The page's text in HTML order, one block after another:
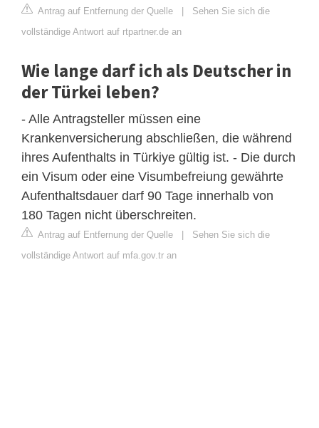
Antrag auf Entfernung der Quelle
Sehen Sie sich die
vollständige Antwort auf rtpartner.de an
Wie lange darf ich als Deutscher in
der Türkei leben?
- Alle Antragsteller müssen eine
Krankenversicherung abschließen, die während
ihres Aufenthalts in Türkiye gültig ist. - Die durch
ein Visum oder eine Visumbefreiung gewährte
Aufenthaltsdauer darf 90 Tage innerhalb von
180 Tagen nicht überschreiten.
Antrag auf Entfernung der Quelle
Sehen Sie sich die
vollständige Antwort auf mfa.gov.tr an